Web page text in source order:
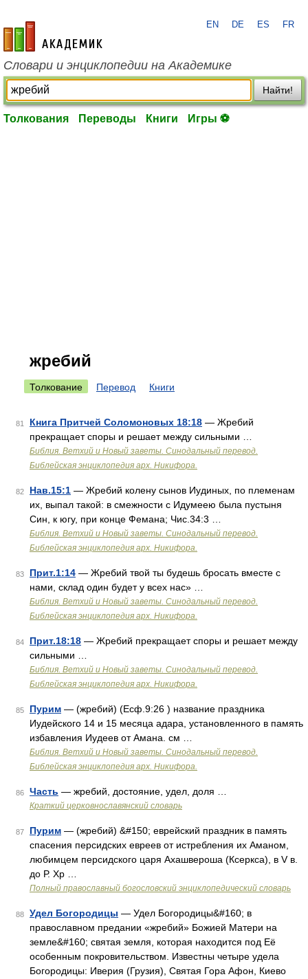
academic.ru
EN DE ES FR
Словари и энциклопедии на Академике
Найти!
Толкования Переводы Книги Игры ⚽
жребий
Толкование Перевод Книги
81 Книга Притчей Соломоновых 18:18 — Жребий
прекращает споры и решает между сильными …
Библия. Ветхий и Новый заветы. Синодальный перевод.
Библейская энциклопедия арх. Никифора.
82 Нав.15:1 — Жребий колену сынов Иудиных, по племенам
их, выпал такой: в смежности с Идумеею была пустыня
Син, к югу, при конце Фемана; Чис.34:3 …
Библия. Ветхий и Новый заветы. Синодальный перевод.
Библейская энциклопедия арх. Никифора.
83 Прит.1:14 — Жребий твой ты будешь бросать вместе с
нами, склад один будет у всех нас» …
Библия. Ветхий и Новый заветы. Синодальный перевод.
Библейская энциклопедия арх. Никифора.
84 Прит.18:18 — Жребий прекращает споры и решает между
сильными …
Библия. Ветхий и Новый заветы. Синодальный перевод.
Библейская энциклопедия арх. Никифора.
85 Пурим — (жребий) (Есф.9:26 ) название праздника
Иудейского 14 и 15 месяца адара, установленного в память
избавления Иудеев от Амана. см …
Библия. Ветхий и Новый заветы. Синодальный перевод.
Библейская энциклопедия арх. Никифора.
86 Часть — жребий, достояние, удел, доля …
Краткий церковнославянский словарь
87 Пурим — (жребий) &#150; еврейский праздник в память
спасения персидских евреев от истребления их Аманом,
любимцем персидского царя Ахашвероша (Ксеркса), в V в.
до Р. Хр …
Полный православный богословский энциклопедический словарь
88 Удел Богородицы — Удел Богородицы&#160; в
православном предании «жребий» Божией Матери на
земле&#160; святая земля, которая находится под Её
особенным покровительством. Известны четыре удела
Богородицы: Иверия (Грузия), Святая Гора Афон, Киево